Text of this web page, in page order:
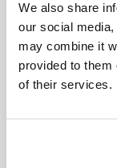
We also share
our social
may combine it
provided to them
of their services.
Descrizione
La proprietà
bosco (3
fabbricati
Richiesta